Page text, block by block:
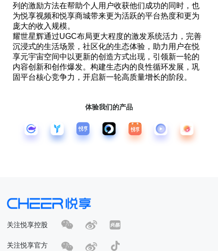
列的激励方法在帮助个人用户收获他们成功的同时，也
为悦享视频和悦享商城带来更为活跃的平台热度和更为
庞大的收入规模。
耀世星辉通过UGC布局更大程度的激发系统活力，完善
沉浸式的生活场景，社区化的生态体验，助力用户在悦
享元宇宙空间中以更新的创造方式出现，引领新一轮的
内容创新和创作爆发。构建生态内的良性循环发展，巩
固平台核心竞争力，开启新一轮高质量增长的阶段。
体验我们的产品
关注悦享控股
关注悦享官方